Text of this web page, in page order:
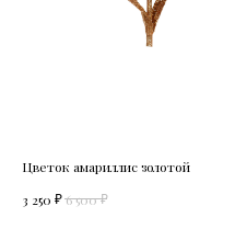
Цветок амариллис золотой
3 250 ₽6 500₽